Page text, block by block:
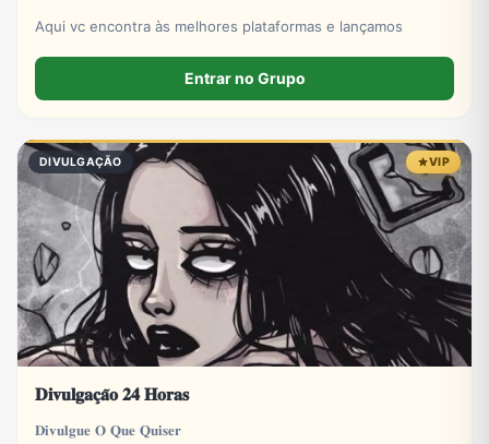
Aqui vc encontra às melhores plataformas e lançamos
Entrar no Grupo
DIVULGAÇÃO VIP
𝐃𝐢𝐯𝐮𝐥𝐠𝐚𝐜̧𝐚̃𝐨 𝟐𝟒 𝐇𝐨𝐫𝐚𝐬
𝐃𝐢𝐯𝐮𝐥𝐠𝐮𝐞 𝐎 𝐐𝐮𝐞 𝐐𝐮𝐢𝐬𝐞𝐫